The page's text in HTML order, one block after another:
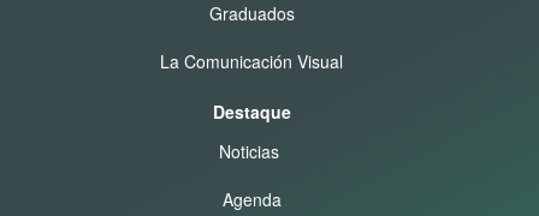
Graduados
La Comunicación Visual
Destaque
Noticias
Agenda